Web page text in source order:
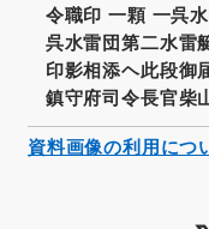
令職印 一顆 一呉
呉水雷団第二水雷
印影相添ヘ此段御
鎮守府司令長官柴
資料画像の利用につ